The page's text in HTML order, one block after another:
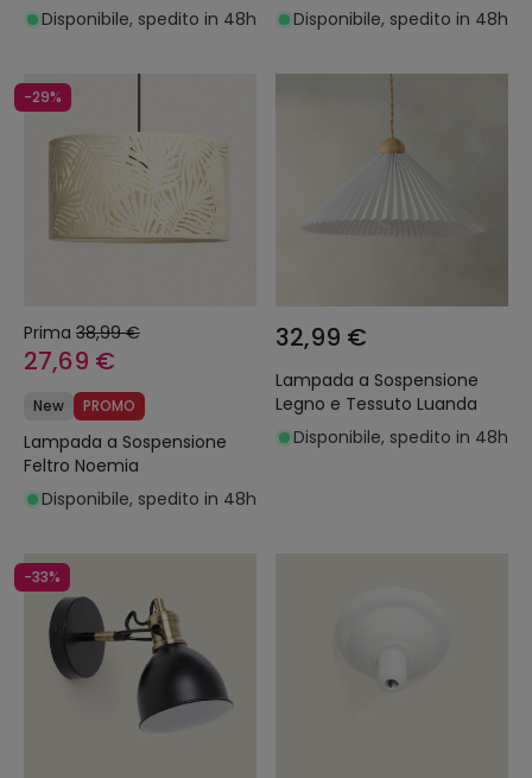
Disponibile, spedito in 48h
Disponibile, spedito in 48h
-29%
Prima 38,99 €
27,69 €
New PROMO
Lampada a Sospensione
Feltro Noemia
Disponibile, spedito in 48h
32,99 €
Lampada a Sospensione
Legno e Tessuto Luanda
Disponibile, spedito in 48h
-33%